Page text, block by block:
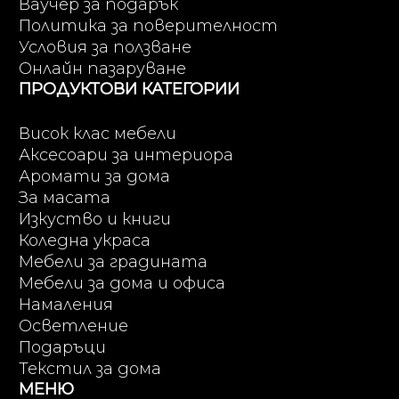
Ваучер за подарък
Политика за поверителност
Условия за ползване
Онлайн пазаруване
ПРОДУКТОВИ КАТЕГОРИИ
Висок клас мебели
Аксесоари за интериора
Аромати за дома
За масата
Изкуство и книги
Коледна украса
Мебели за градината
Мебели за дома и офиса
Намаления
Осветление
Подаръци
Текстил за дома
МЕНЮ